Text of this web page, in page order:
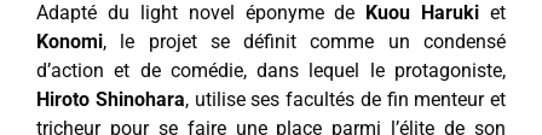
Adapté du light novel éponyme de Kuou Haruki et
Konomi, le projet se définit comme un condensé
d’action et de comédie, dans lequel le protagoniste,
Hiroto Shinohara, utilise ses facultés de fin menteur et
tricheur pour se faire une place parmi l’élite de son